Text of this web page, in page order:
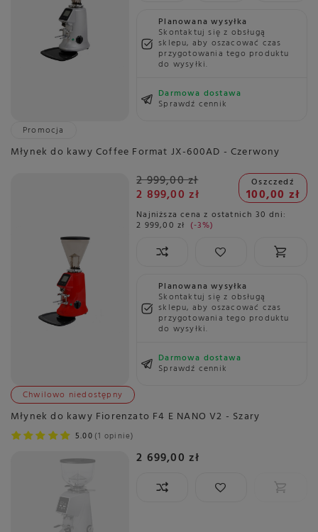
Planowana wysyłka
Skontaktuj się z obsługą
sklepu, aby oszacować czas
przygotowania tego produktu
do wysyłki.
Darmowa dostawa
Sprawdź cennik
Promocja
Młynek do kawy Coffee Format JX-600AD - Czerwony
2 999,00 zł
2 899,00 zł
Oszczedź
100,00 zł
Najniższa cena z ostatnich 30 dni:
2 999,00 zł -3%
Planowana wysyłka
Skontaktuj się z obsługą
sklepu, aby oszacować czas
przygotowania tego produktu
do wysyłki.
Darmowa dostawa
Sprawdź cennik
Chwilowo niedostępny
Młynek do kawy Fiorenzato F4 E NANO V2 - Szary
5.00 1 opinie
2 699,00 zł